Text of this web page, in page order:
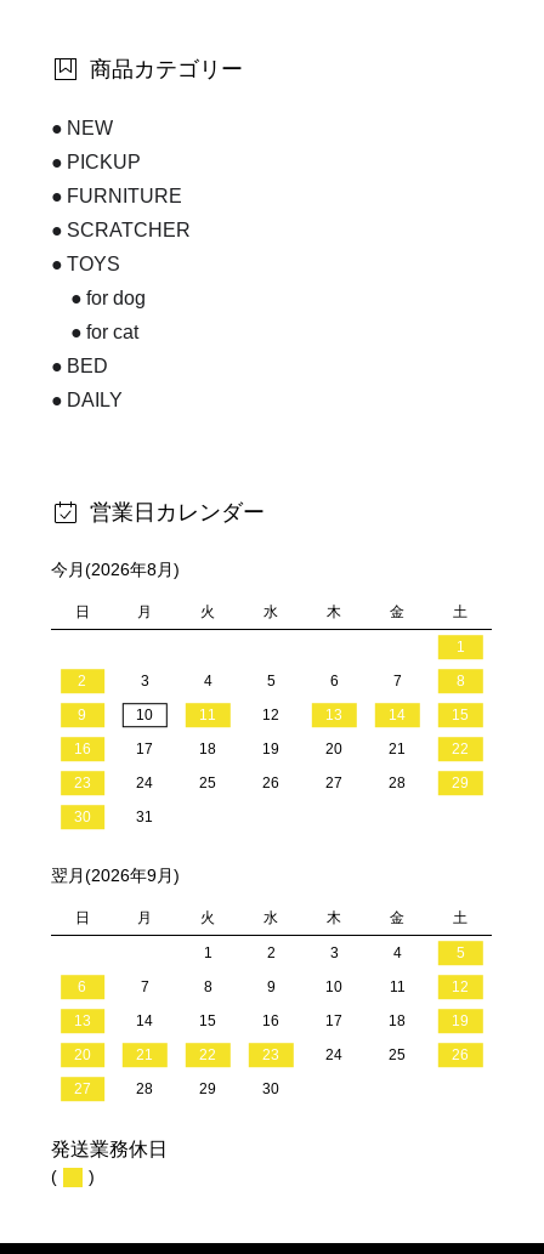
商品カテゴリー
NEW
PICKUP
FURNITURE
SCRATCHER
TOYS
for dog
for cat
BED
DAILY
営業日カレンダー
今月(2026年8月)
日 月 火 水 木 金 土
1
2
3 4 5 6 7
8
9
10 11 12 13 14
15
16
17 18 19 20 21
22
23
24 25 26 27 28
29
30
31
翌月(2026年9月)
日 月 火 水 木 金 土
1 2 3 4
5
6
7 8 9 10 11
12
13
14 15 16 17 18
19
20
21 22 23 24 25
26
27
28 29 30
発送業務休日
( )